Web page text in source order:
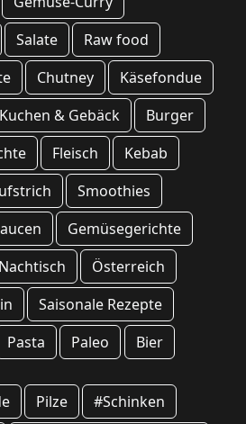
Salate
Raw food
Chutney
Käsefondue
Kuchen & Gebäck
Burger
Fleisch
Kebab
Smoothies
Gemüsegerichte
Nachtisch
Österreich
Saisonale Rezepte
Pasta Paleo
Bier
Pilze
#Schinken